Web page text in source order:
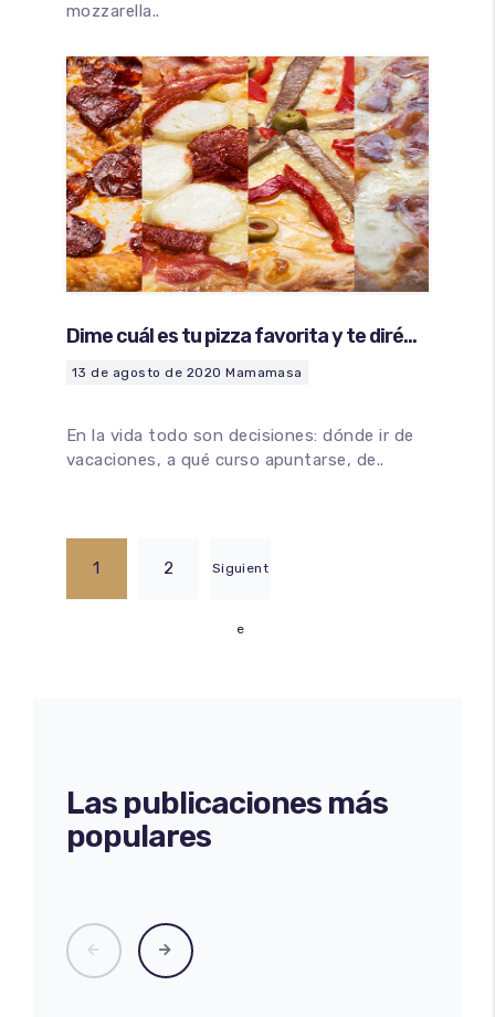
mozzarella..
Dime cuál es tu pizza favorita y te diré
13 de agosto de 2020 Mamamasa
En la vida todo son decisiones: dónde ir de
vacaciones, a qué curso apuntarse, de..
1 2 Siguient
e
Las publicaciones más
populares